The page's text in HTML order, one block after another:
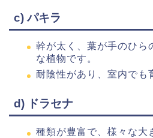
c) パキラ
幹が太く、葉が手のひら
な植物です。
耐陰性があり、室内でも
d) ドラセナ
種類が豊富で、様々な大